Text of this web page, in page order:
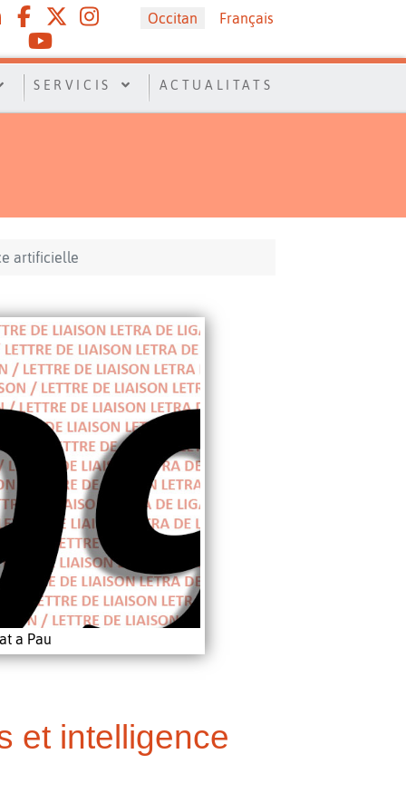
Sélectionnez votre langue
Occitan Français
SERVICIS ACTUALITATS
artificielle
a Pau
et intelligence